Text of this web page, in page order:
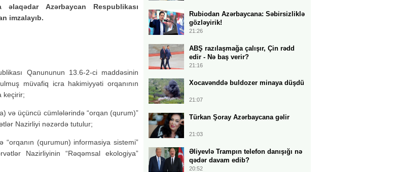
Azərbaycan Respublikası
imzalayıb.
Qanununun 13.6-2-ci maddəsinin
müvafiq icra hakimiyyəti orqanının
keçirir;
və üçüncü cümlələrində “orqan (qurum)”
Nazirliyi nəzərdə tutulur;
(qurumun) informasiya sistemi”
Nazirliyinin “Rəqəmsal ekologiya”
Rubiodan Azərbaycana: Səbirsizliklə
gözləyirik!
21:26
ABŞ razılaşmağa çalışır, Çin rədd
edir - Nə baş verir?
21:16
Xocavənddə buldozer minaya düşdü
21:07
Türkan Şoray Azərbaycana gəlir
21:03
Əliyevlə Trampın telefon danışığı nə
qədər davam edib?
20:52